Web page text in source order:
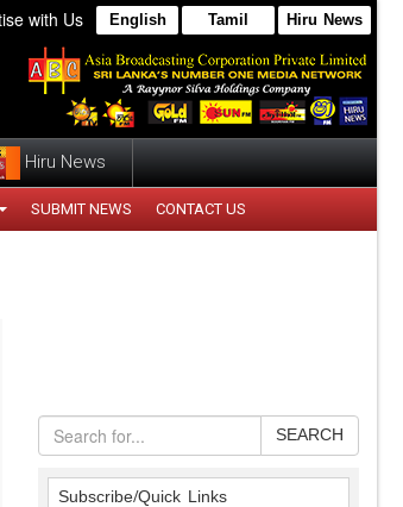
with Us English Tamil Hiru News
Hiru News
SUBMIT NEWS CONTACT US
SEARCH
Subscribe/Quick Links